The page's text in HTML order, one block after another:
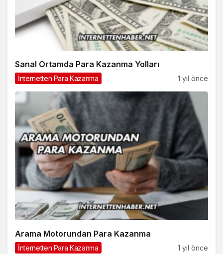
Sanal Ortamda Para Kazanma Yolları
İnternetten Para Kazanma 1 yıl önce
Arama Motorundan Para Kazanma
İnternetten Para Kazanma 1 yıl önce